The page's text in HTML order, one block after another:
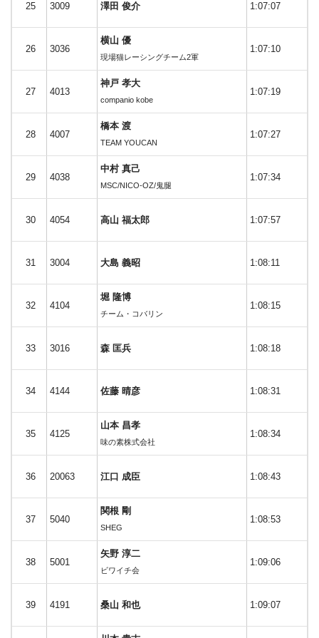
25 3009 澤田 俊介 1:07:07
26 3036
横山 優
現場猫レーシングチーム2軍
1:07:10
27 4013
神戸 孝大
companio kobe
1:07:19
28 4007
橋本 渡
TEAM YOUCAN
1:07:27
29 4038
中村 真己
MSC/NICO-OZ/鬼腿
1:07:34
30 4054 高山 福太郎 1:07:57
31 3004 大島 義昭 1:08:11
32 4104
堀 隆博
チーム・コバリン
1:08:15
33 3016 森 匡兵 1:08:18
34 4144 佐藤 晴彦 1:08:31
35 4125
山本 昌孝
味の素株式会社
1:08:34
36 20063 江口 成臣 1:08:43
37 5040
関根 剛
SHEG
1:08:53
38 5001
矢野 淳二
ビワイチ会
1:09:06
39 4191 桑山 和也 1:09:07